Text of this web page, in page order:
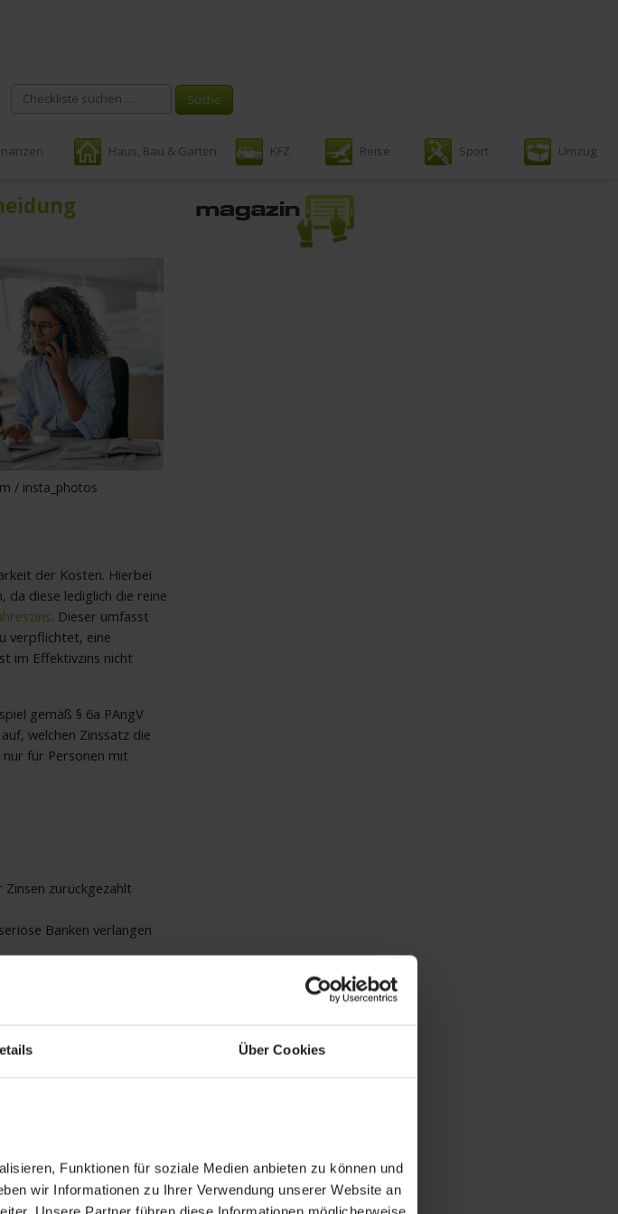
Über Cookies
Funktionen für soziale Medien anbieten zu können und
wir Informationen zu Ihrer Verwendung unserer Website an
Unsere Partner führen diese Informationen möglicherweise
Haus, Bau & Garten KFZ Reise Sport Umzug
/ insta_photos
der Kosten. Hierbei
da diese lediglich die reine
. Dieser umfasst
verpflichtet, eine
im Effektivzins nicht
gemäß § 6a PAngV
welchen Zinssatz die
für Personen mit
Zinsen zurückgezahlt
Banken verlangen
Wichtig für
„Anfrage Konditionen“
falsch
für andere Banken so
Eine sichere
garantieren.
zu gefährden.
eher eine Absage